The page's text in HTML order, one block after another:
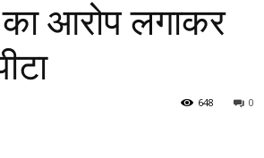
आरोप लगाकर
0
648